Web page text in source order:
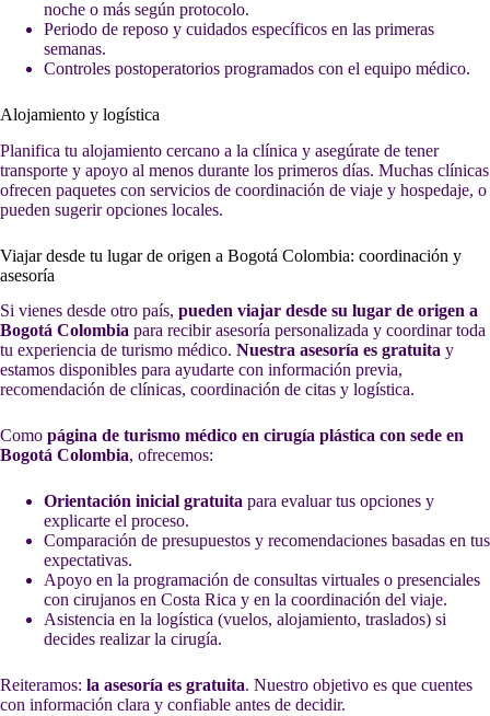
noche o más según protocolo.
Periodo de reposo y cuidados específicos en las primeras
semanas.
Controles postoperatorios programados con el equipo médico.
Alojamiento y logística
Planifica tu alojamiento cercano a la clínica y asegúrate de tener
transporte y apoyo al menos durante los primeros días. Muchas clínicas
ofrecen paquetes con servicios de coordinación de viaje y hospedaje, o
pueden sugerir opciones locales.
Viajar desde tu lugar de origen a Bogotá Colombia: coordinación y
asesoría
Si vienes desde otro país, pueden viajar desde su lugar de origen a
Bogotá Colombia para recibir asesoría personalizada y coordinar toda
tu experiencia de turismo médico. Nuestra asesoría es gratuita y
estamos disponibles para ayudarte con información previa,
recomendación de clínicas, coordinación de citas y logística.
Como página de turismo médico en cirugía plástica con sede en
Bogotá Colombia, ofrecemos:
Orientación inicial gratuita para evaluar tus opciones y
explicarte el proceso.
Comparación de presupuestos y recomendaciones basadas en tus
expectativas.
Apoyo en la programación de consultas virtuales o presenciales
con cirujanos en Costa Rica y en la coordinación del viaje.
Asistencia en la logística (vuelos, alojamiento, traslados) si
decides realizar la cirugía.
Reiteramos: la asesoría es gratuita. Nuestro objetivo es que cuentes
con información clara y confiable antes de decidir.